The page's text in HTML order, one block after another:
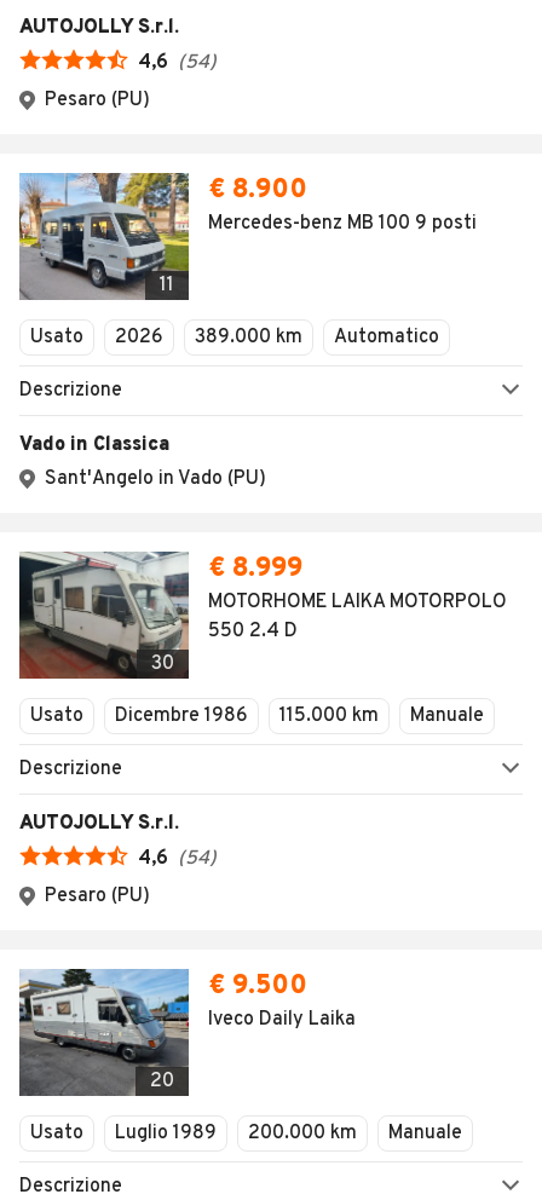
AUTOJOLLY S.r.l.
4,6 (54)
Pesaro (PU)
11
€ 8.900
Mercedes-benz MB 100 9 posti
Usato 2026 389.000 km Automatico
Descrizione
Vado in Classica
Sant'Angelo in Vado (PU)
30
€ 8.999
MOTORHOME LAIKA MOTORPOLO
550 2.4 D
Usato Dicembre 1986 115.000 km Manuale
Descrizione
AUTOJOLLY S.r.l.
4,6 (54)
Pesaro (PU)
20
€ 9.500
Iveco Daily Laika
Usato Luglio 1989 200.000 km Manuale
Descrizione